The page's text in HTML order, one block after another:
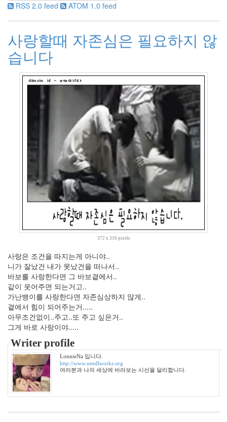
RSS 2.0 feed ATOM 1.0 feed
사랑할때 자존심은 필요하지 않
습니다
372 x 316 pixels
사랑은 조건을 따지는게 아니야..
니가 잘났건 내가 못났건을 떠나서..
바보를 사랑한다면 그 바보곁에서..
같이 웃어주면 되는거고..
가난뱅이를 사랑한다면 자존심상하지 않게..
곁에서 힘이 되어주는거.....
아무조건없이..주고..또 주고 싶은거..
그게 바로 사랑이야.....
Writer profile
LonnieNa 입니다.
http://www.needlworks.org
여러분과 나의 세상에 바라보는 시선을 달리합니다.
2011
월
2
2011
년
2011
2011
년
10
월
3
2011
년
11
월
3
2011
년
12
월
2012